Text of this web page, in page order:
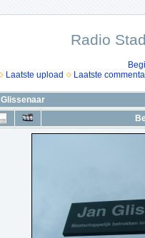
Radio
Laatste upload Laatste
Glissenaar